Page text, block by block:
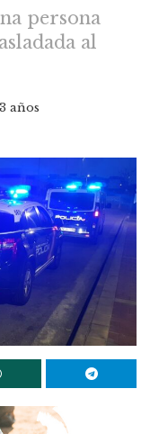
persona
al
años